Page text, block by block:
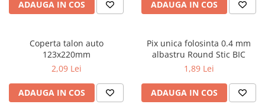
Caiete geografie și biologie
Caiete foi veline
Rezerve pentru caiete
Vocabulare
Blocuri de desen școlare
Hârtie pentru lucru manual
ficțiune
Biografii și memorii
Parenting și educație
Sănătate și stil de viață
Artă și fotografie
Ghiduri și hărți
Mine și rezerve
Corectoare și radiere
Instrumente de scris premium
Stilouri premium
Avioane de jucărie
Masinuțe cu telecomandă
Jucării de pluș
Jucării și articole pentru bebeluși
Jucării pentru bebeluși
Camera Bebe
ADAUGA IN COS ADAUGA IN COS
Coperta talon auto
123x220mm
2,09 Lei
ADAUGA IN COS
Pix unica folosinta 0.4 mm
albastru Round Stic BIC
1,89 Lei
ADAUGA IN COS